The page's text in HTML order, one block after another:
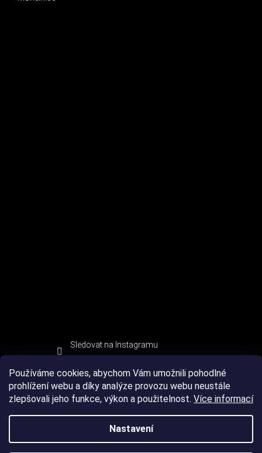
Používáme cookies, abychom Vám umožnili pohodlné
prohlížení webu a díky analýze provozu webu neustále
zlepšovali jeho funkce, výkon a použitelnost. Více informací
Nastavení
Sledovat na Instagramu